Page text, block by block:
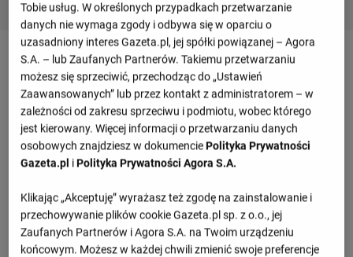
Mecz Stal Mielec - Śląsk Wrocław -
szczegóły
Przegląd wydarzeń
Pawel Kruszelnicki
Bartosz Szeliga
Przemysław Banaszak
Michał Mokrzycki
(81')
Informacje o meczu
Tobie usług. W określonych przypadkach przetwarzanie
danych nie wymaga zgody i odbywa się w oparciu o
uzasadniony interes Gazeta.pl, jej spółki powiązanej – Agora
S.A. – lub Zaufanych Partnerów. Takiemu przetwarzaniu
możesz się sprzeciwić, przechodząc do „Ustawień
Zaawansowanych” lub przez kontakt z administratorem – w
zależności od zakresu sprzeciwu i podmiotu, wobec którego
jest kierowany. Więcej informacji o przetwarzaniu danych
osobowych znajdziesz w dokumencie Polityka Prywatności
Gazeta.pl i Polityka Prywatności Agora S.A.
Klikając „Akceptuję” wyrażasz też zgodę na zainstalowanie i
przechowywanie plików cookie Gazeta.pl sp. z o.o., jej
Zaufanych Partnerów i Agora S.A. na Twoim urządzeniu
końcowym. Możesz w każdej chwili zmienić swoje preferencje